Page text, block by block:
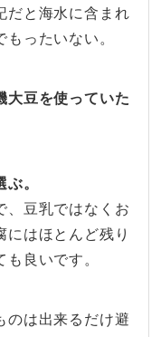
だと海水に含まれ
ったいない。
大豆を使っていた
。
豆乳ではなくお
にはほとんど残り
良いです。
のは出来るだけ避